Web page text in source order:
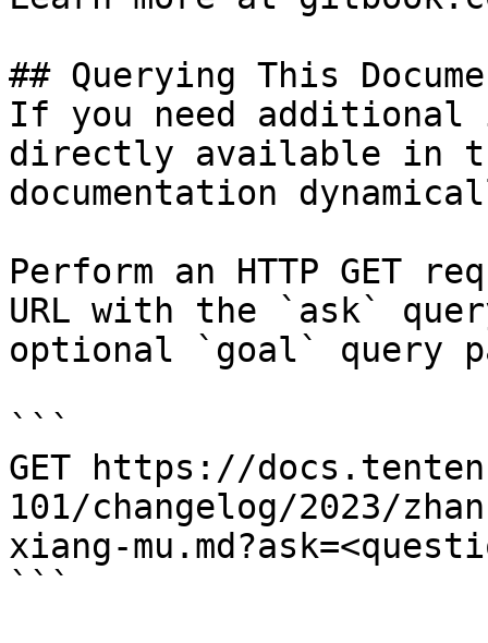
## Querying This
If you need
directly available in
documentation
Perform an HTTP GET
URL with the `ask`
optional `goal` query
```
GET https://
101/changelog/2023/
xiang-
```